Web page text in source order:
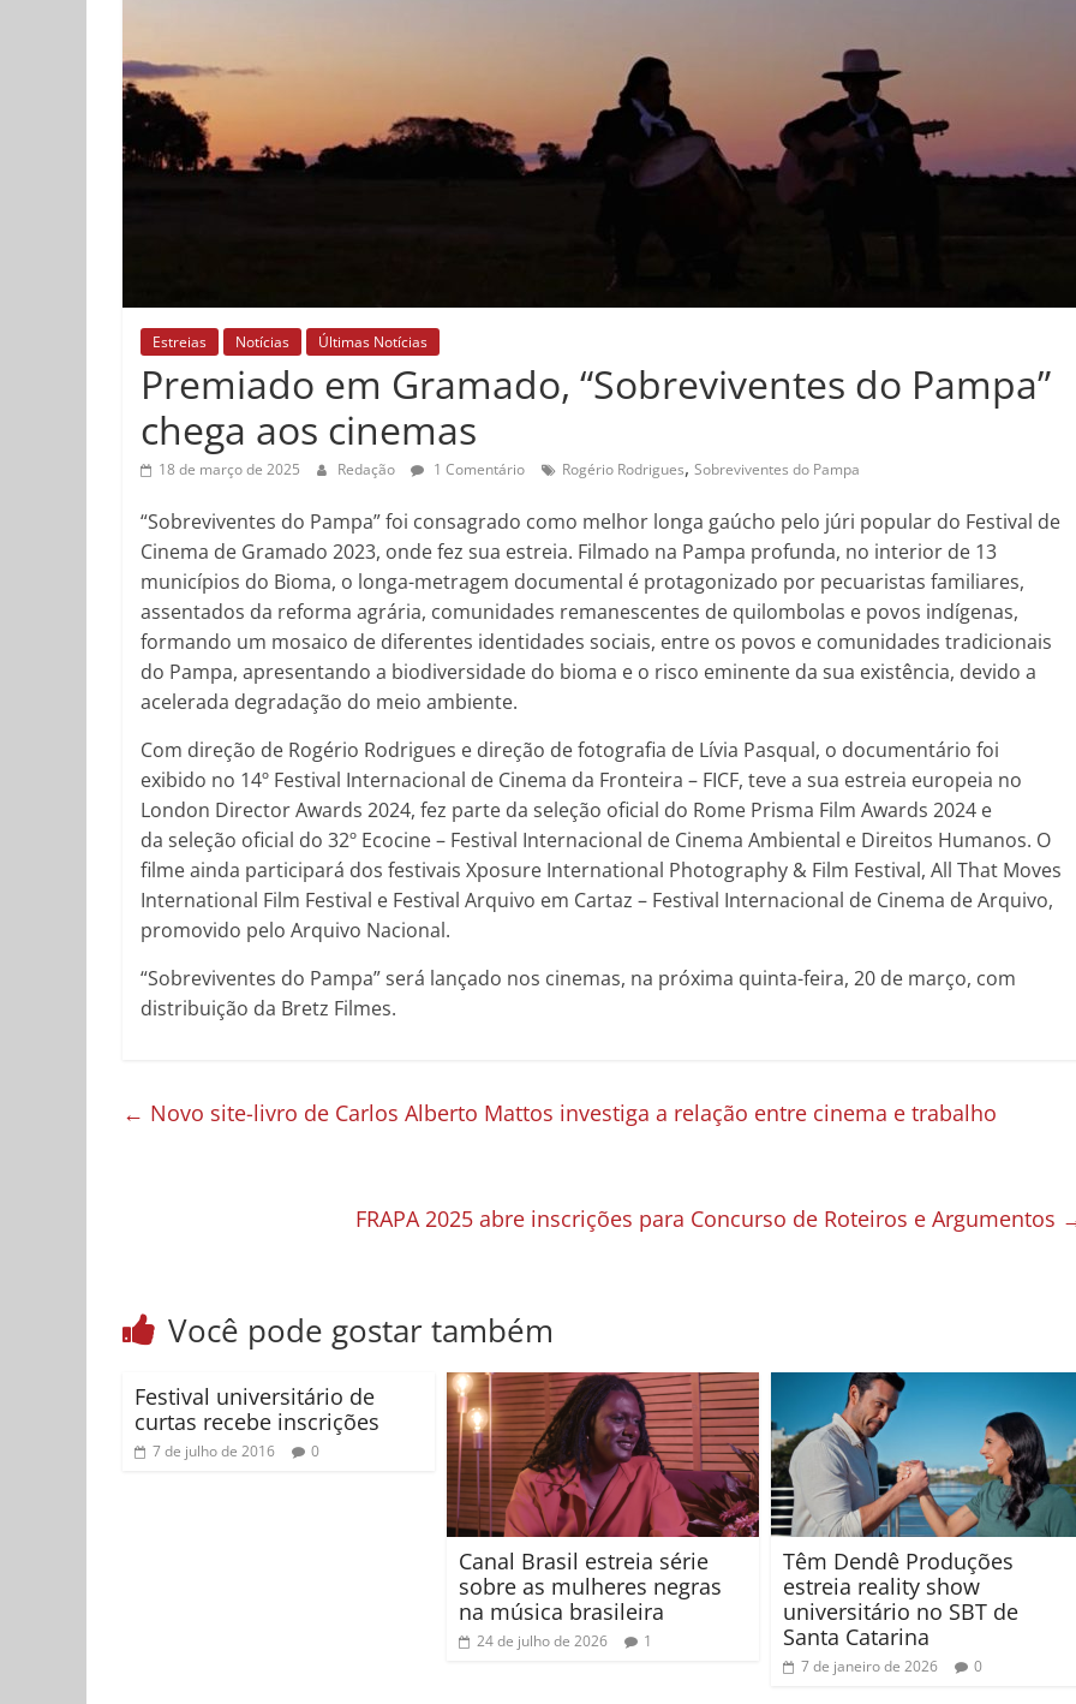
Estreias Notícias Últimas Notícias
Premiado em Gramado, “Sobreviventes do Pampa”
chega aos cinemas
18 de março de 2025 Redação 1 Comentário Rogério Rodrigues, Sobreviventes do Pampa
“Sobreviventes do Pampa” foi consagrado como melhor longa gaúcho pelo júri popular do Festival de
Cinema de Gramado 2023, onde fez sua estreia. Filmado na Pampa profunda, no interior de 13
municípios do Bioma, o longa-metragem documental é protagonizado por pecuaristas familiares,
assentados da reforma agrária, comunidades remanescentes de quilombolas e povos indígenas,
formando um mosaico de diferentes identidades sociais, entre os povos e comunidades tradicionais
do Pampa, apresentando a biodiversidade do bioma e o risco eminente da sua existência, devido a
acelerada degradação do meio ambiente.
Com direção de Rogério Rodrigues e direção de fotografia de Lívia Pasqual, o documentário foi
exibido no 14º Festival Internacional de Cinema da Fronteira – FICF, teve a sua estreia europeia no
London Director Awards 2024, fez parte da seleção oficial do Rome Prisma Film Awards 2024 e
da seleção oficial do 32º Ecocine – Festival Internacional de Cinema Ambiental e Direitos Humanos. O
filme ainda participará dos festivais Xposure International Photography & Film Festival, All That Moves
International Film Festival e Festival Arquivo em Cartaz – Festival Internacional de Cinema de Arquivo,
promovido pelo Arquivo Nacional.
“Sobreviventes do Pampa” será lançado nos cinemas, na próxima quinta-feira, 20 de março, com
distribuição da Bretz Filmes.
← Novo site-livro de Carlos Alberto Mattos investiga a relação entre cinema e trabalho
FRAPA 2025 abre inscrições para Concurso de Roteiros e Argumentos
Você pode gostar também
Festival universitário de
curtas recebe inscrições
7 de julho de 2016 0
Canal Brasil estreia série
sobre as mulheres negras
na música brasileira
24 de julho de 2026 1
Têm Dendê Produções
estreia reality show
universitário no SBT de
Santa Catarina
7 de janeiro de 2026 0